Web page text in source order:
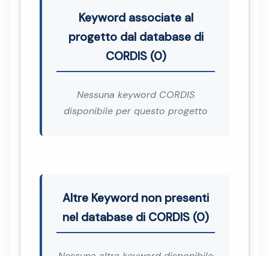
Keyword associate al
progetto dal database di
CORDIS (0)
Nessuna keyword CORDIS
disponibile per questo progetto
Altre Keyword non presenti
nel database di CORDIS (0)